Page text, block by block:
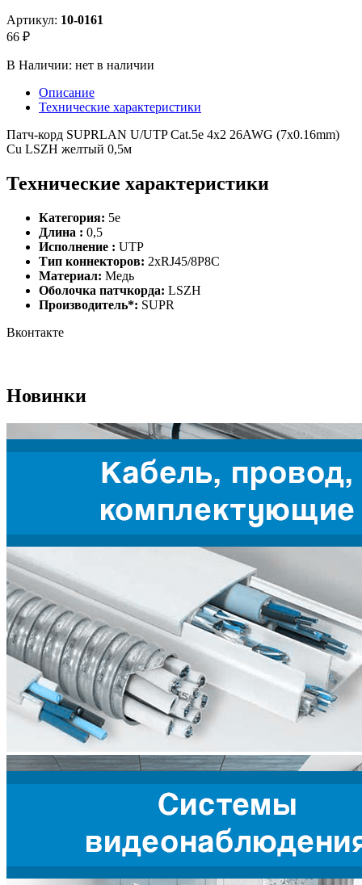
Артикул: 10-0161
66 ₽
В Наличии: нет в наличии
Описание
Технические характеристики
Патч-корд SUPRLAN U/UTP Cat.5e 4x2 26AWG (7x0.16mm)
Cu LSZH желтый 0,5м
Технические характеристики
Категория: 5e
Длина : 0,5
Исполнение : UTP
Тип коннекторов: 2хRJ45/8P8C
Материал: Медь
Оболочка патчкорда: LSZH
Производитель*: SUPR
Вконтакте
Новинки